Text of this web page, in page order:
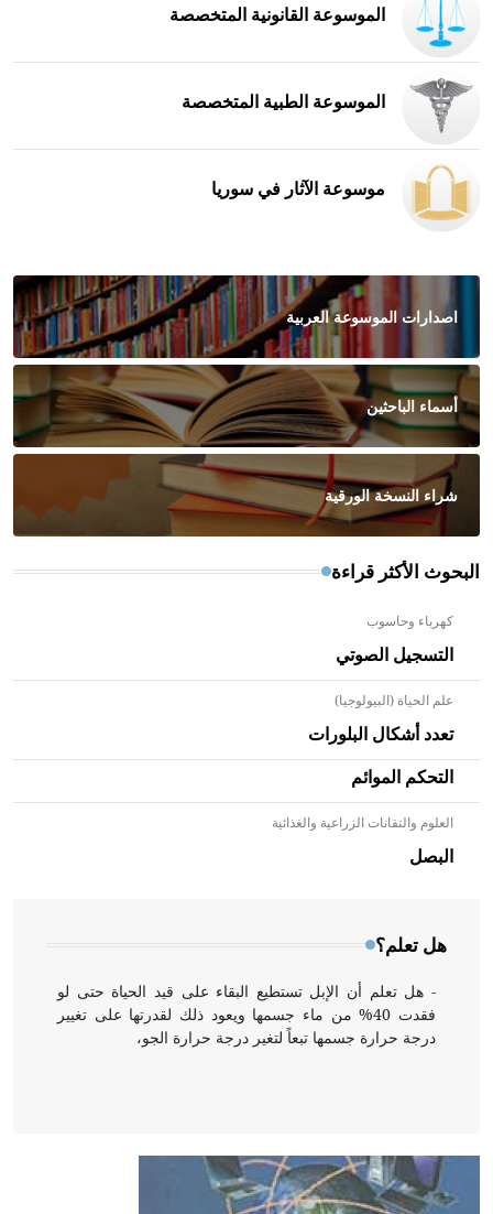
الموسوعة القانونية المتخصصة
الموسوعة الطبية المتخصصة
موسوعة الآثار في سوريا
اصدارات الموسوعة العربية
أسماء الباحثين
شراء النسخة الورقية
البحوث الأكثر قراءة
كهرباء وحاسوب
التسجيل الصوتي
علم الحياة (البيولوجيا)
تعدد أشكال البلورات
التحكم الموائم
العلوم والتقانات الزراعية والغذائية
البصل
هل تعلم؟
- هل تعلم أن الأبلق نوع من الفنون الهندسية التي ارتبطت
بالعمارة الإسلامية في بلاد الشام ومصر خاصة، حيث يحرص
المعمار على بناء مداميكه وخاصة في الواجهات
- هل تعلم أن الإبل تستطيع البقاء على قيد الحياة حتى لو
فقدت 40% من ماء جسمها ويعود ذلك لقدرتها على تغيير
درجة حرارة جسمها تبعاً لتغير درجة حرارة الجو،
- هل تعلم أن أبقراط كتب في الطب أربعة مؤلفات هي:
الحكم، الأدلة، تنظيم التغذية، ورسالته في جروح الرأس.
ويعود له الفضل بأنه حرر الطب من الدين والفلسفة.